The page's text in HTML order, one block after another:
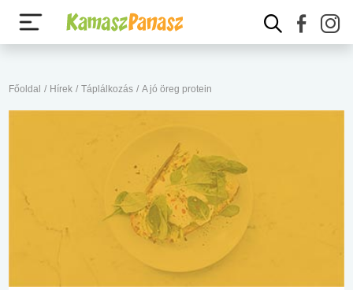
Főoldal / Hírek / Táplálkozás / A jó öreg protein